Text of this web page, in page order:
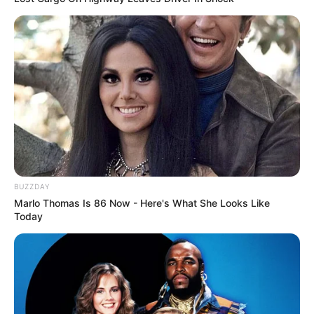
Saalfeldund eineVeranstaltung für Rudolstadt
Das Gleiche gilt auch fürBad Blankenburg,
Unterwellenborn,Leutenberg Uhlstädt-Kirchhaselund
alle weiteren Gemeinden im Landkreis.
Touristen- und Freizeitattraktionen in der Region
Kreis Saalfeld-Rudolstadt mit der Umkreissuche:
Rudolstadt Saalfeld
Rudolstadt:
Feste undVeranstaltungen in Saalfeld
Seiten auch eingetragen werden können.
BUZZDAY
Marlo Thomas Is 86 Now - Here's What She Looks Like
Today